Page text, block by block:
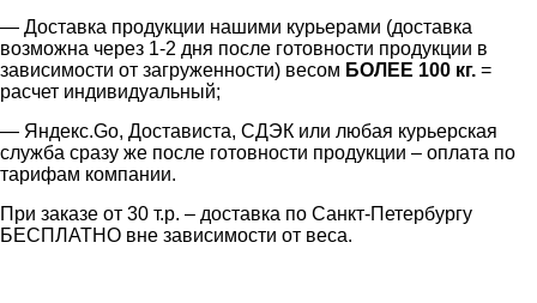
— Доставка продукции нашими курьерами (доставка
возможна через 1-2 дня после готовности продукции в
зависимости от загруженности) весом БОЛЕЕ 100 кг. =
расчет индивидуальный;
— Яндекс.Go, Достависта, СДЭК или любая курьерская
служба сразу же после готовности продукции – оплата по
тарифам компании.
При заказе от 30 т.р. – доставка по Санкт-Петербургу
БЕСПЛАТНО вне зависимости от веса.